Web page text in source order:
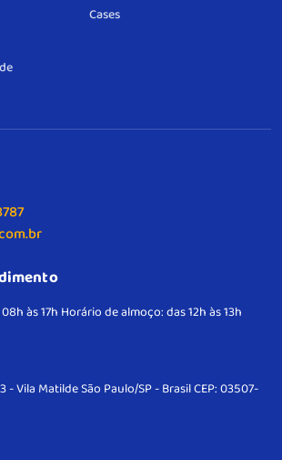
Cases
às 17h Horário de almoço: das 12h às 13h
- Vila MatildeSão Paulo/SP - BrasilCEP: 03507-